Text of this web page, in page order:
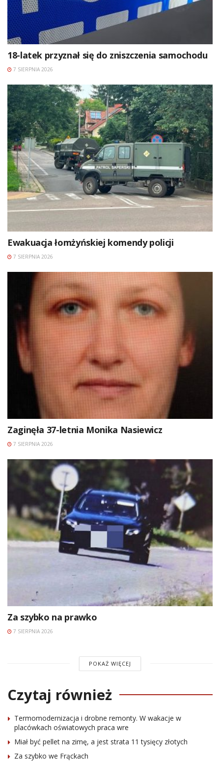
18-latek przyznał się do zniszczenia samochodu
7 SIERPNIA 2026
Ewakuacja łomżyńskiej komendy policji
7 SIERPNIA 2026
Zaginęła 37-letnia Monika Nasiewicz
7 SIERPNIA 2026
Za szybko na prawko
7 SIERPNIA 2026
POKAŻ WIĘCEJ
Czytaj również
Termomodernizacja i drobne remonty. W wakacje w
placówkach oświatowych praca wre
Miał być pellet na zimę, a jest strata 11 tysięcy złotych
Za szybko we Frąckach